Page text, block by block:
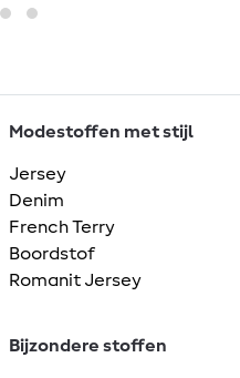
Modestoffen met stijl
Jersey
Denim
French Terry
Boordstof
Romanit Jersey
Bijzondere stoffen